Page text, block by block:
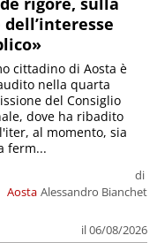
dell’interesse
Aosta
di
Alessandro Bianchet
il 06/08/2026
cittadino di Aosta è
nella quarta
del Consiglio
dove ha ribadito
al momento, sia
ferm...